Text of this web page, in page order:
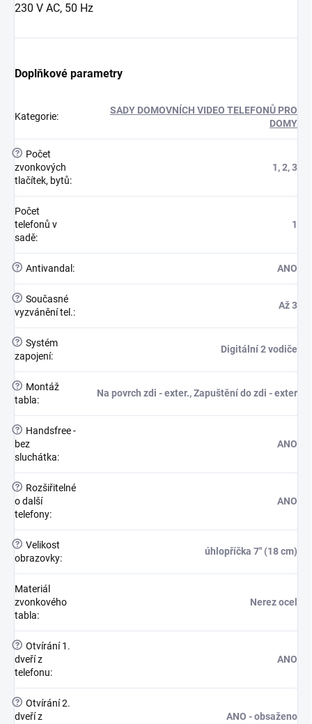
230 V AC, 50 Hz
Doplňkové parametry
Kategorie:
SADY DOMOVNÍCH VIDEO TELEFONŮ PRO
DOMY
?
Počet
zvonkových
tlačítek, bytů:
1, 2, 3
Počet
telefonů v
sadě:
1
? Antivandal: ANO
? Současné
vyzvánění tel.:
Až 3
? Systém
zapojení:
Digitální 2 vodiče
?
Montáž
tabla:
Na povrch zdi - exter., Zapuštění do zdi - exter
?
Handsfree -
bez
sluchátka:
ANO
?
Rozšiřitelné
o další
telefony:
ANO
? Velikost
obrazovky:
úhlopříčka 7" (18 cm)
Materiál
zvonkového
tabla:
Nerez ocel
? Otvírání 1.
dveří z
telefonu:
ANO
? Otvírání 2.
dveří z
ANO - obsaženo